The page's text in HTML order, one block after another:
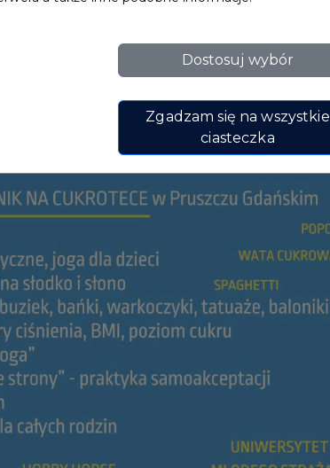
Dostosuj wybór
Zgadzam się na wszystkie
ciasteczka